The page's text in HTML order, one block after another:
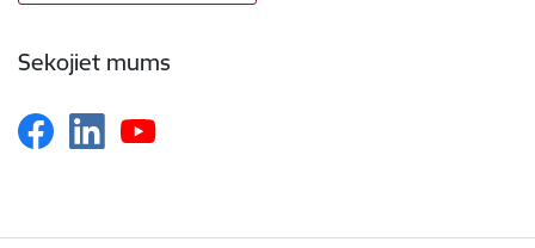
Sekojiet mums